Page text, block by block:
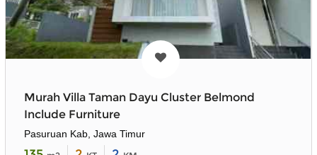
Murah Villa Taman Dayu Cluster Belmond
Include Furniture
Pasuruan Kab, Jawa Timur